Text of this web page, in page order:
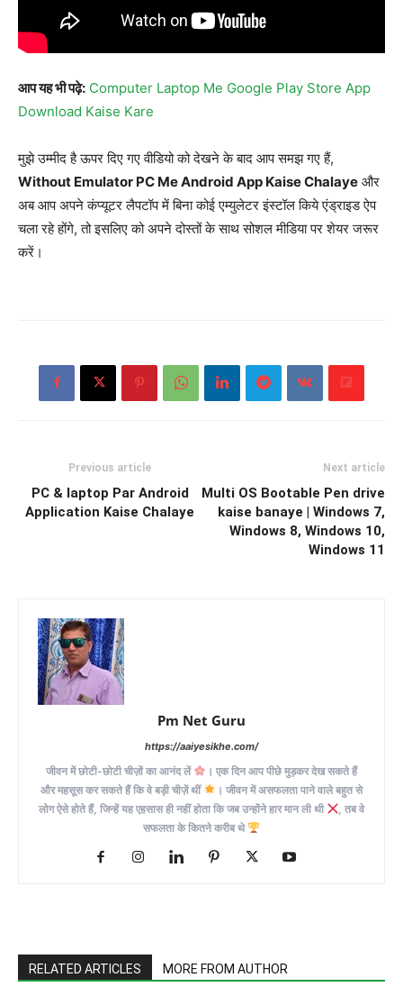
आप यह भी पढ़े: Computer Laptop Me Google Play Store App
Download Kaise Kare
मुझे उम्मीद है ऊपर दिए गए वीडियो को देखने के बाद आप समझ गए हैं,
Without Emulator PC Me Android App Kaise Chalaye और
अब आप अपने कंप्यूटर लैपटॉप में बिना कोई एम्युलेटर इंस्टॉल किये एंड्राइड ऐप
चला रहे होंगे, तो इसलिए को अपने दोस्तों के साथ सोशल मीडिया पर शेयर जरूर
करें।
Previous article
PC & laptop Par Android
Application Kaise Chalaye
Next article
Multi OS Bootable Pen drive
kaise banaye | Windows 7,
Windows 8, Windows 10,
Windows 11
Pm Net Guru
https://aaiyesikhe.com/
जीवन में छोटी-छोटी चीज़ों का आनंद लें
। एक दिन आप पीछे मुड़कर देख सकते हैं
और महसूस कर सकते हैं कि वे बड़ी चीज़ें थीं
। जीवन में असफलता पाने वाले बहुत से
लोग ऐसे होते हैं, जिन्हें यह एहसास ही नहीं होता कि जब उन्होंने हार मान ली थी
, तब वे
सफलता के कितने करीब थे
RELATED ARTICLES MORE FROM AUTHOR